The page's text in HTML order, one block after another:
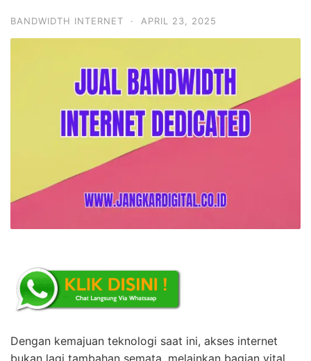
BANDWIDTH INTERNET · APRIL 23, 2025
Dengan kemajuan teknologi saat ini, akses internet